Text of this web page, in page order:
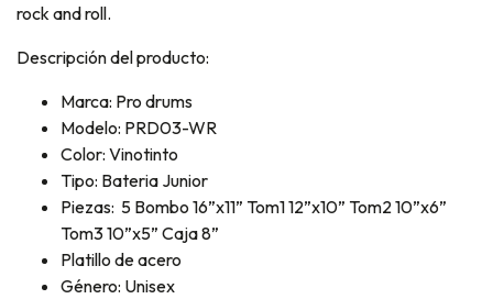
rock and roll.
Descripción del producto:
Marca: Pro drums
Modelo: PRD03-WR
Color: Vinotinto
Tipo: Bateria Junior
Piezas: 5 Bombo 16”x11” Tom1 12”x10” Tom2 10”x6”
Tom3 10”x5” Caja 8”
Platillo de acero
Género: Unisex